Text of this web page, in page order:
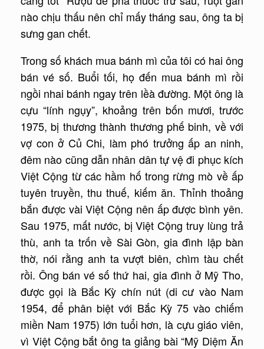
nào chịu thấu nên chỉ mấy tháng sau, ông ta bị
sưng gan chết.
Trong số khách mua bánh mì của tôi có hai ông
bán vé số. Buổi tối, họ đến mua bánh mì rồi
ngồi nhai bánh ngay trên lềà đường. Một ông là
cựu “lính ngụy”, khoảng trên bốn mươi, trước
1975, bị thương thành thương phế binh, về với
vợ con ở Củ Chi, làm phó trưởng ấp an ninh,
đêm nào cũng dẫn nhân dân tự vệ đi phục kích
Việt Cộng từ các hầm hố trong rừng mò về ấp
tuyên truyền, thu thuế, kiếm ăn. Thỉnh thoảng
bắn được vài Việt Cộng nên ấp được bình yên.
Sau 1975, mất nước, bị Việt Cộng truy lùng trả
thù, anh ta trốn về Sài Gòn, gia đình lập bàn
thờ, nói rằng anh ta vượt biên, chìm tàu chết
rồi. Ông bán vé số thứ hai, gia đình ở Mỹ Tho,
được gọi là Bắc Kỳ chín nút (di cư vào Nam
1954, để phân biệt với Bắc Kỳ 75 vào chiếm
miền Nam 1975) lớn tuổi hơn, là cựu giáo viên,
vì Việt Cộng bắt ông ta giảng bài “Mỹ Diệm Ăn